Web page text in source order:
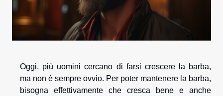
Oggi, più uomini cercano di farsi crescere la barba,
ma non è sempre ovvio. Per poter mantenere la barba,
bisogna effettivamente che cresca bene e anche